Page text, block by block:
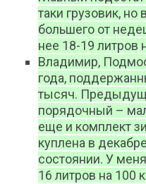
таки грузовик, но
большего от
нее 18-19 литров
Владимир,
года,
тысяч.
порядочный –
еще и комплект
куплена в
состоянии. У
16 литров на 100